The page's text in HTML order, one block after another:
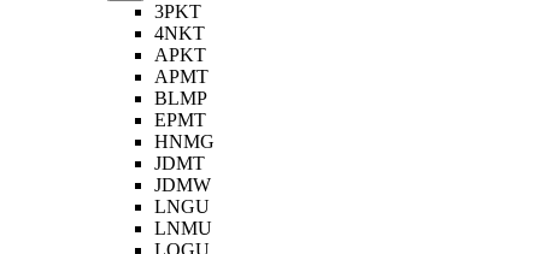
3PKT
4NKT
APKT
APMT
BLMP
EPMT
HNMG
JDMT
JDMW
LNGU
LNMU
LOGU